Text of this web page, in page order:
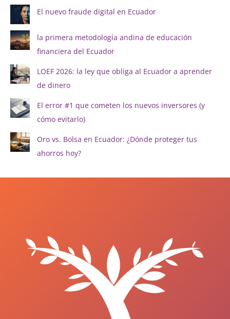
El nuevo fraude digital en Ecuador
la primera metodología andina de educación
financiera del Ecuador
LOEF 2026: la ley que obliga al Ecuador a aprender
de dinero
El error #1 que cometen los nuevos inversores (y
cómo evitarlo)
Oro vs. Bolsa en Ecuador: ¿Dónde proteger tus
ahorros hoy?